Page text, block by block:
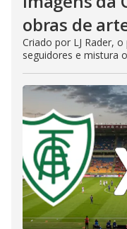
obras de
Criado por LJ Rader,
seguidores e mistura